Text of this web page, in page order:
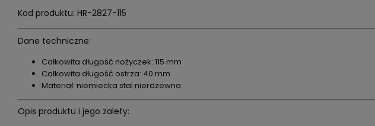
Kod produktu: HR-2827-115
Dane techniczne:
Całkowita długość nożyczek: 115 mm
Całkowita długość ostrza: 40 mm
Materiał: niemiecka stal nierdzewna
Opis produktu i jego zalety: